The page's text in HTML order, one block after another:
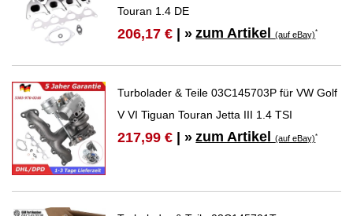
Touran 1.4 DE
206,17 € | » zum Artikel(auf eBay)*
Turbolader & Teile 03C145703P für VW Golf
V VI Tiguan Touran Jetta III 1.4 TSI
217,99 € | » zum Artikel(auf eBay)*